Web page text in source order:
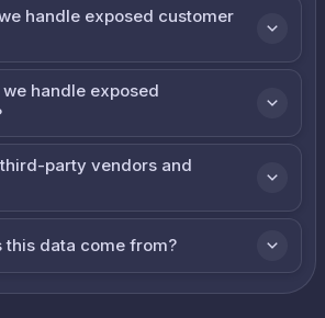
handle exposed customer
handle exposed
party vendors and
this data come from?